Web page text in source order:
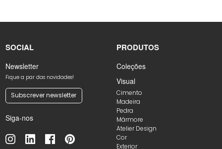
SOCIAL
Newsletter
Fique a par das novidades!
Subscrever newsletter
Siga-nos
PRODUTOS
Coleções
Visual
Cimento
Madeira
Pedra
Mármore
Atelier Design
Cor
Exterior